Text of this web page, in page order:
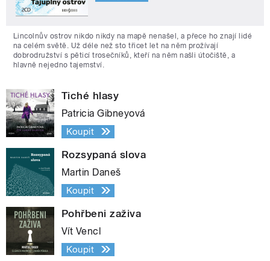
Lincolnův ostrov nikdo nikdy na mapě nenašel, a přece ho znají lidé
na celém světě. Už déle než sto třicet let na něm prožívají
dobrodružství s pěticí trosečníků, kteří na něm našli útočiště, a
hlavně nejedno tajemství.
Tiché hlasy
Patricia Gibneyová
Koupit
Rozsypaná slova
Martin Daneš
Koupit
Pohřbeni zaživa
Vít Vencl
Koupit